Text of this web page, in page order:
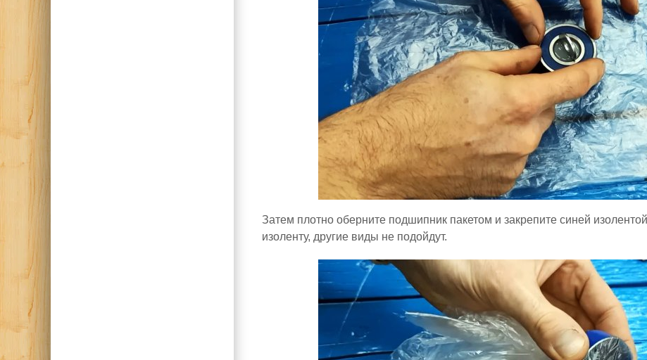
Затем плотно оберните подшипник пакетом и закрепите синей
изоленту, другие виды не подойдут.